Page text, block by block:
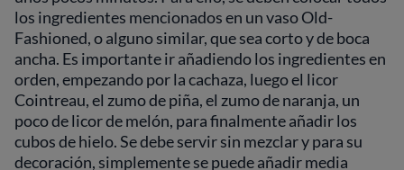
los ingredientes mencionados en un vaso Old-
Fashioned, o alguno similar, que sea corto y de boca
ancha. Es importante ir añadiendo los ingredientes en
orden, empezando por la cachaza, luego el licor
Cointreau, el zumo de piña, el zumo de naranja, un
poco de licor de melón, para finalmente añadir los
cubos de hielo. Se debe servir sin mezclar y para su
decoración, simplemente se puede añadir media